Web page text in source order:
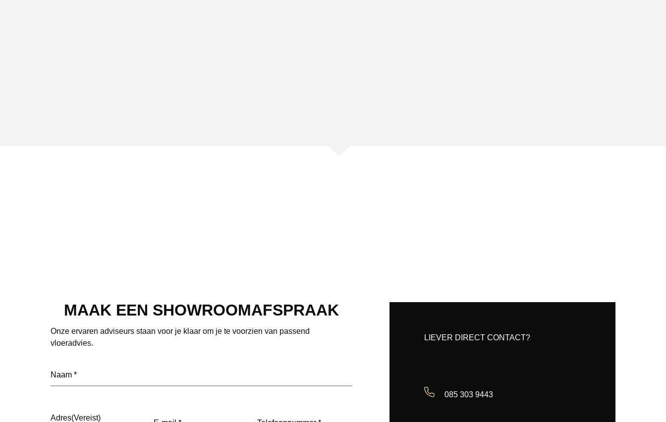
MAAK EEN SHOWROOMAFSPRAAK
Onze ervaren adviseurs staan voor je klaar om je te voorzien van passend
vloeradvies.
Adres(Vereist)
LIEVER DIRECT CONTACT?
085 303 9443